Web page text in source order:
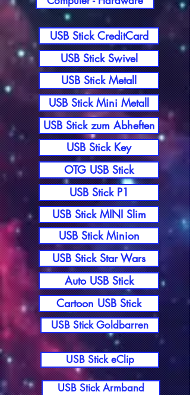
USB Stick CreditCard
USB Stick Swivel
USB Stick Metall
USB Stick Mini Metall
USB Stick zum Abheften
USB Stick Key
OTG USB Stick
USB Stick P1
USB Stick MINI Slim
USB Stick Minion
USB Stick Star Wars
Auto USB Stick
Cartoon USB Stick
USB Stick Goldbarren
USB Stick eClip
USB Stick Armband